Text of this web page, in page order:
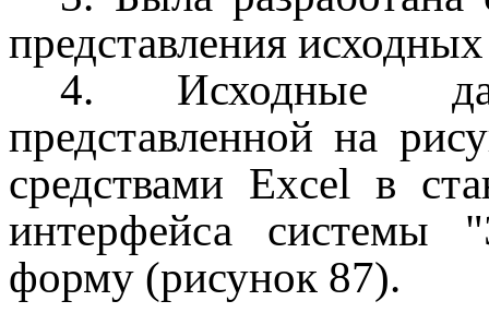
представления
4. Исходные
представленной на
средствами Excel в
интерфейса системы
форму (рисунок 87).